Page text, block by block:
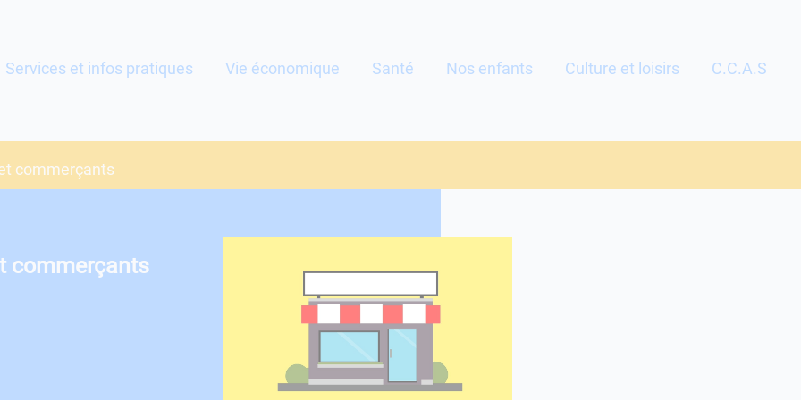
Services et infos pratiques Vie économique Santé Nos enfants Culture et loisirs C.C.A.S
commerçants
commerçants